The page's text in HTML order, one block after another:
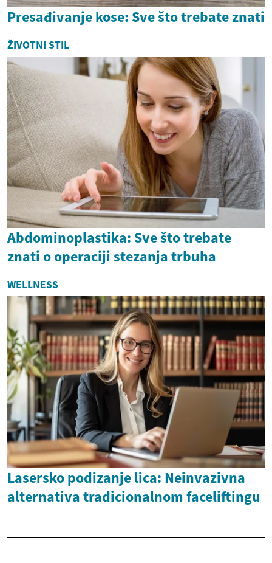
Presađivanje kose: Sve što trebate znati
ŽIVOTNI STIL
Abdominoplastika: Sve što trebate
znati o operaciji stezanja trbuha
WELLNESS
Lasersko podizanje lica: Neinvazivna
alternativa tradicionalnom faceliftingu